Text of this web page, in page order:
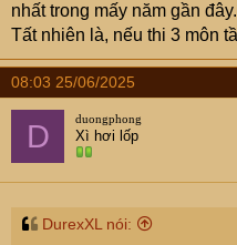
nhất trong mấy năm gần đây.
Tất nhiên là, nếu thi 3 môn
08:03 25/06/2025
D duongphong
Xì hơi lốp
DurexXL nói: